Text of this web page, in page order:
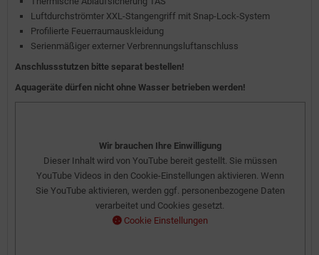
Luftdurchströmter XXL-Stangengriff mit Snap-Lock-System
Profilierte Feuerraumauskleidung
Serienmäßiger externer Verbrennungsluftanschluss
Anschlussstutzen bitte separat bestellen!
Aquageräte dürfen nicht ohne Wasser betrieben werden!
Wir brauchen Ihre Einwilligung
Dieser Inhalt wird von YouTube bereit gestellt. Sie müssen
YouTube Videos in den Cookie-Einstellungen aktivieren. Wenn
Sie YouTube aktivieren, werden ggf. personenbezogene Daten
verarbeitet und Cookies gesetzt.
Cookie Einstellungen